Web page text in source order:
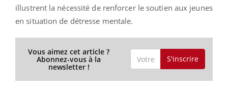
illustrent la nécessité de renforcer le soutien aux jeunes
en situation de détresse mentale.
Vous aimez cet article ?
Abonnez-vous à la
newsletter !
S'inscrire